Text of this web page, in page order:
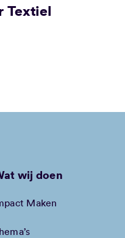
Textiel
wij doen
Maken